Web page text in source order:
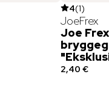
4(1)
JoeFrex
Joe
2,40 €